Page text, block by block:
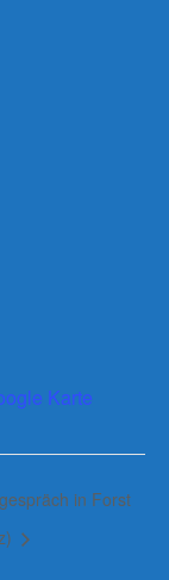
Karte
in Forst